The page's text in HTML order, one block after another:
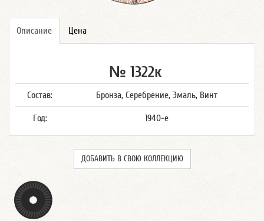
Описание Цена
№ 1322к
Состав: Бронза, Серебрение, Эмаль, Винт
Год: 1940-е
ДОБАВИТЬ В СВОЮ КОЛЛЕКЦИЮ